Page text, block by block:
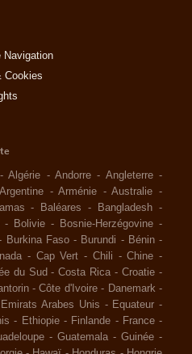
Navigation
Cookies
-Algérie -Andorre - Angleterre -
Argentine -Arménie -Australie -
- Baléares - Bangladesh -
- Bolivie - Bosnie-Herzégovine -
Burkina Faso - Burundi - Bénin -
- Cap Vert - Chili -Chine -
du Sud -Costa Rica -Croatie -
-Côte d'Ivoire - Danemark -
Emirats Arabes Unis - Equateur -
- Ethiopie - Finlande - France -
- Guatemala - Guinée -